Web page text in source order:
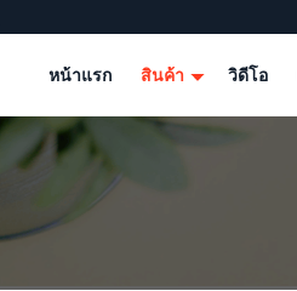
หน้าแรก สินค้า วิดีโอ